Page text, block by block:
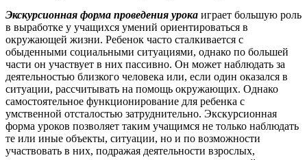
Экскурсионная форма проведения урока играет большую роль
в выработке у учащихся умений ориентироваться в
окружающей жизни. Ребенок часто сталкивается с
обыденными социальными ситуациями, однако по большей
части он участвует в них пассивно. Он может наблюдать за
деятельностью близкого человека или, если один оказался в
ситуации, рассчитывать на помощь окружающих. Однако
самостоятельное функционирование для ребенка с
умственной отсталостью затруднительно. Экскурсионная
форма уроков позволяет таким учащимся не только наблюдать
те или иные объекты, ситуации, но и по возможности
участвовать в них, подражая деятельности взрослых,